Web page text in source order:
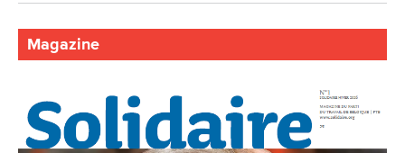
Magazine